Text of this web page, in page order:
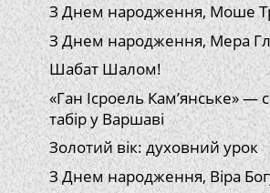
З Днем народження, Моше
З Днем народження, Мера
Шабат Шалом!
«Ган Ісроель Кам’янське» —
табір у Варшаві
Золотий вік: духовний урок
З Днем народження, Віра